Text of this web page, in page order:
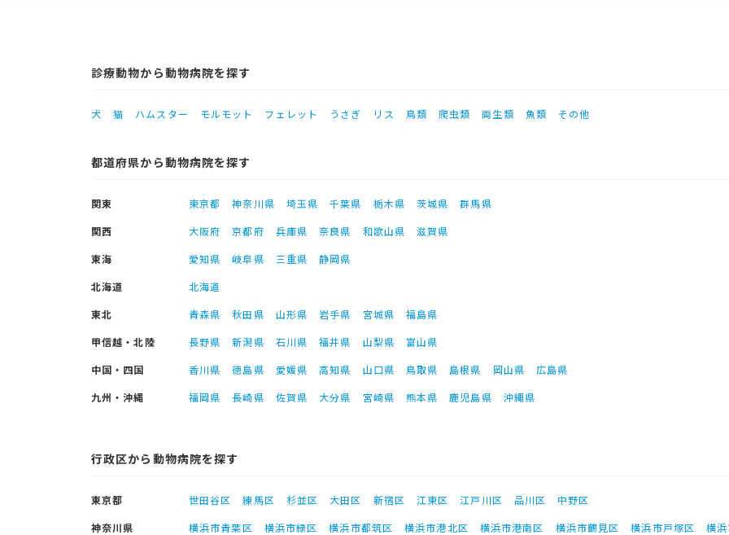
診療動物から動物病院を探す
犬 猫 ハムスター モルモット フェレット うさぎ リス 鳥類 爬虫類 両生類 魚類 その他
都道府県から動物病院を探す
関東 東京都 神奈川県 埼玉県 千葉県 栃木県 茨城県
群馬県
関西
大阪府 京都府 兵庫県 奈良県 和歌山県
滋賀県
東海
愛知県 岐阜県 三重県
静岡県
北海道
北海道
東北
青森県 秋田県 山形県 岩手県 宮城県
福島県
甲信越・北陸
長野県 新潟県 石川県 福井県 山梨県
富山県
中国・四国
香川県 徳島県 愛媛県 高知県 山口県 鳥取県 島根県 岡山県
広島県
九州・沖縄
福岡県 長崎県 佐賀県 大分県 宮崎県 熊本県 鹿児島県 沖縄県
行政区から動物病院を探す
東京都 世田谷区 練馬区 杉並区 大田区 新宿区 江東区 江戸川区 品川区
中野区
神奈川県
横浜市青葉区 横浜市緑区 横浜市都筑区 横浜市港北区 横浜市港南区 横浜市鶴見区 横浜市戸塚区
横